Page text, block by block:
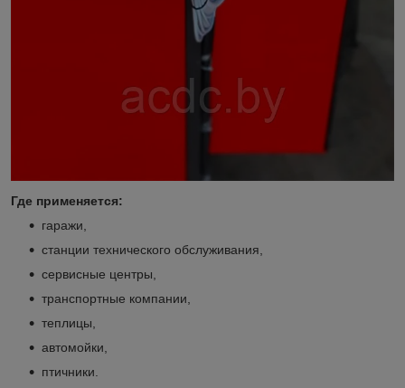
Где применяется:
гаражи,
станции технического обслуживания,
сервисные центры,
транспортные компании,
теплицы,
автомойки,
птичники.